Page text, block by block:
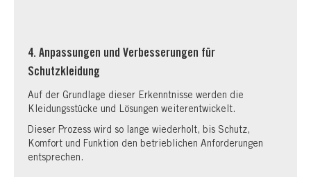
4. Anpassungen und Verbesserungen für
Schutzkleidung
Auf der Grundlage dieser Erkenntnisse werden die
Kleidungsstücke und Lösungen weiterentwickelt.
Dieser Prozess wird so lange wiederholt, bis Schutz,
Komfort und Funktion den betrieblichen Anforderungen
entsprechen.